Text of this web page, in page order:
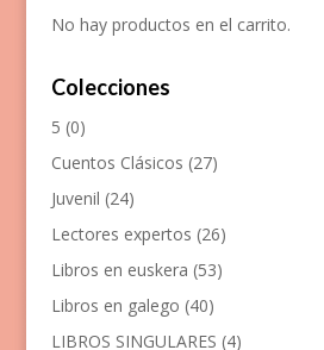
No hay productos en el carrito.
Colecciones
5 (0)
Cuentos Clásicos (27)
Juvenil (24)
Lectores expertos (26)
Libros en euskera (53)
Libros en galego (40)
LIBROS SINGULARES (4)